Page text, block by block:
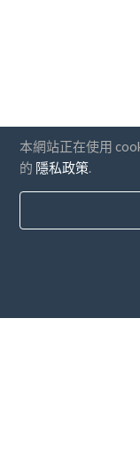
本網站正在使用
的 隱私政策